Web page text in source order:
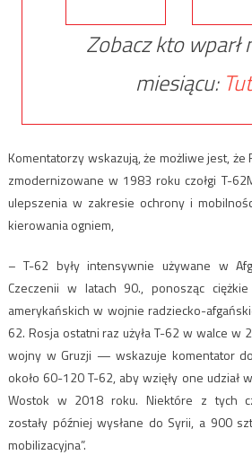
Zobacz kto wparł
miesiącu:
Komentatorzy wskazują, że możliwe jest, że
zmodernizowane w 1983 roku czołgi T-
ulepszenia w zakresie ochrony i
kierowania ogniem,
– T-62 były intensywnie używane w
Czeczenii w latach 90., ponosząc
amerykańskich w wojnie radziecko-
62. Rosja ostatni raz użyła T-62 w walce w
wojny w Gruzji — wskazuje komentator
około 60-120 T-62, aby wzięły one udział
Wostok w 2018 roku. Niektóre z tych
zostały później wysłane do Syrii, a 900
mobilizacyjna”.